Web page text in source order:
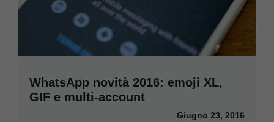
WhatsApp novità 2016: emoji XL,
GIF e multi-account
Giugno 23, 2016